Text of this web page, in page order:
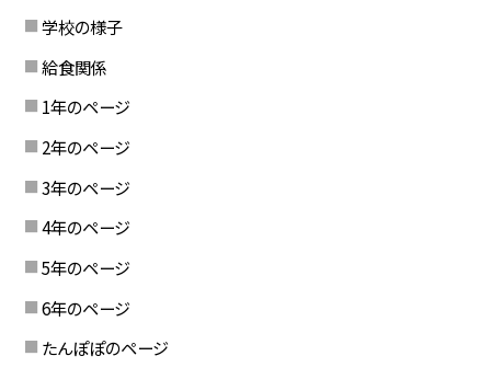
学校の様子
給食関係
1年のページ
2年のページ
3年のページ
4年のページ
5年のページ
6年のページ
たんぽぽのページ